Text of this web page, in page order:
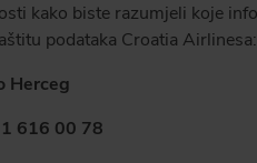
kako biste razumjeli koje
podataka Croatia Airlinesa:
Herceg
616 00 78